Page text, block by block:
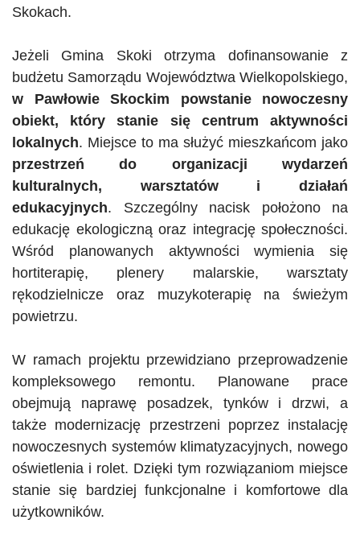
Skokach.
Jeżeli Gmina Skoki otrzyma dofinansowanie z
budżetu Samorządu Województwa Wielkopolskiego,
w Pawłowie Skockim powstanie nowoczesny
obiekt, który stanie się centrum aktywności
lokalnych. Miejsce to ma służyć mieszkańcom jako
przestrzeń do organizacji wydarzeń
kulturalnych, warsztatów i działań
edukacyjnych. Szczególny nacisk położono na
edukację ekologiczną oraz integrację społeczności.
Wśród planowanych aktywności wymienia się
hortiterapię, plenery malarskie, warsztaty
rękodzielnicze oraz muzykoterapię na świeżym
powietrzu.
W ramach projektu przewidziano przeprowadzenie
kompleksowego remontu. Planowane prace
obejmują naprawę posadzek, tynków i drzwi, a
także modernizację przestrzeni poprzez instalację
nowoczesnych systemów klimatyzacyjnych, nowego
oświetlenia i rolet. Dzięki tym rozwiązaniom miejsce
stanie się bardziej funkcjonalne i komfortowe dla
użytkowników.